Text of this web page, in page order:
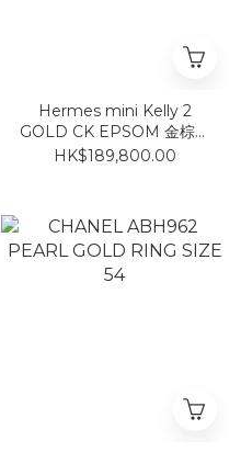
Hermes mini Kelly 2
GOLD CK EPSOM 金棕銀
扣
HK$189,800.00